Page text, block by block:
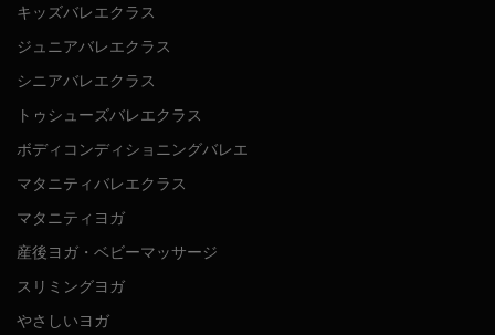
キッズバレエクラス
ジュニアバレエクラス
シニアバレエクラス
トゥシューズバレエクラス
ボディコンディショニングバレエ
マタニティバレエクラス
マタニティヨガ
産後ヨガ・ベビーマッサージ
スリミングヨガ
やさしいヨガ